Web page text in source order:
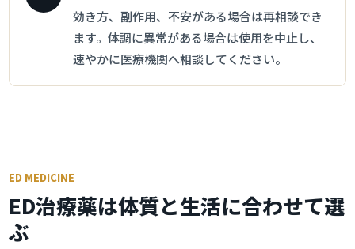
効き方、副作用、不安がある場合は再相談でき
ます。体調に異常がある場合は使用を中止し、
速やかに医療機関へ相談してください。
ED MEDICINE
ED治療薬は体質と生活に合わせて選
ぶ